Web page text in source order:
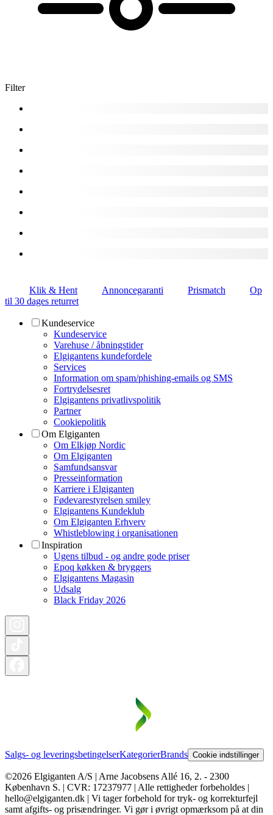
Filter
Klik & Hent Annoncegaranti Prismatch
Op
til 30 dages returret
Kundeservice
Kundeservice
Varehuse / åbningstider
Elgigantens kundefordele
Services
Information om spam/phishing-emails og SMS
Fortrydelsesret
Elgigantens privatlivspolitik
Partner
Cookiepolitik
Om Elgiganten
Om Elkjøp Nordic
Om Elgiganten
Samfundsansvar
Presseinformation
Karriere i Elgiganten
Fødevarestyrelsen smiley
Elgigantens Kundeklub
Om Elgiganten Erhverv
Whistleblowing i organisationen
Inspiration
Ugens tilbud - og andre gode priser
Epoq køkken & bryggers
Elgigantens Magasin
Udsalg
Black Friday 2026
Salgs- og leveringsbetingelserKategorierBrands Cookie indstillinger
©2026 Elgiganten A/S | Arne Jacobsens Allé 16, 2. - 2300
København S. | CVR: 17237977 | Alle rettigheder forbeholdes |
hello@elgiganten.dk | Vi tager forbehold for tryk- og korrekturfejl
samt afgifts- og prisændringer. Vi gør i øvrigt opmærksom på at din